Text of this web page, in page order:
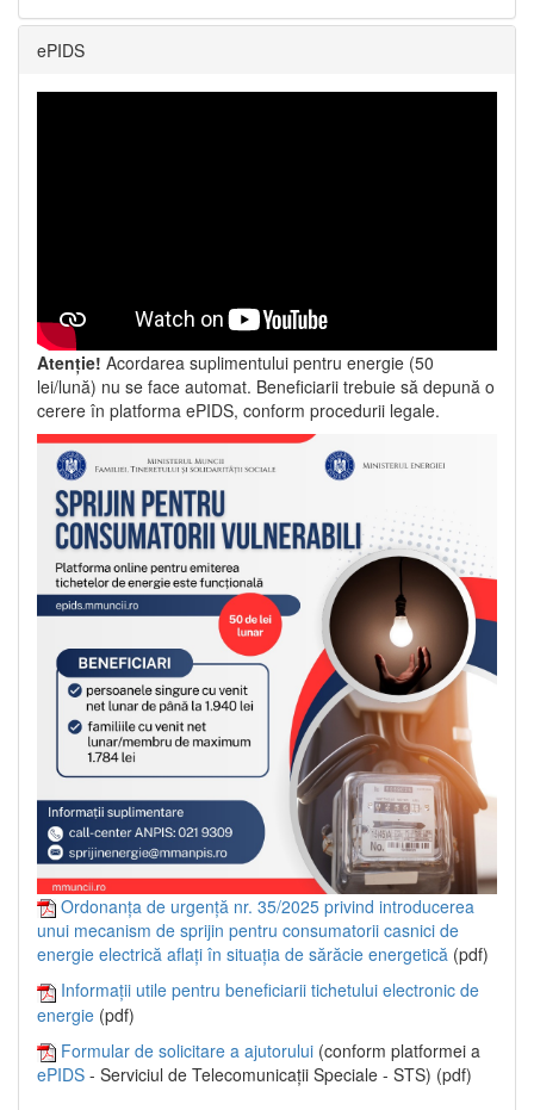
ePIDS
Atenție! Acordarea suplimentului pentru energie (50
lei/lună) nu se face automat. Beneficiarii trebuie să depună o
cerere în platforma ePIDS, conform procedurii legale.
Ordonanța de urgență nr. 35/2025 privind introducerea
unui mecanism de sprijin pentru consumatorii casnici de
energie electrică aflați în situația de sărăcie energetică (pdf)
Informații utile pentru beneficiarii tichetului electronic de
energie (pdf)
Formular de solicitare a ajutorului (conform platformei a
ePIDS - Serviciul de Telecomunicații Speciale - STS) (pdf)